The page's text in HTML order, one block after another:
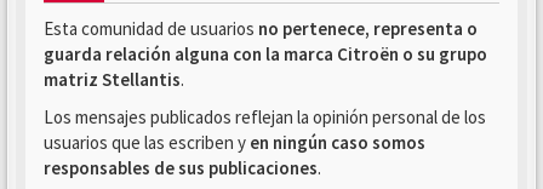
Esta comunidad de usuarios no pertenece, representa o
guarda relación alguna con la marca Citroën o su grupo
matriz Stellantis.
Los mensajes publicados reflejan la opinión personal de los
usuarios que las escriben y en ningún caso somos
responsables de sus publicaciones.